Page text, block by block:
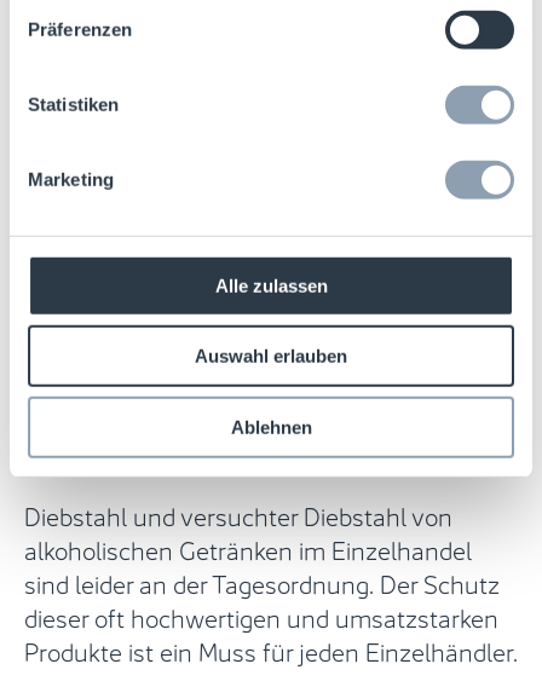
Präferenzen
Statistiken
Marketing
Alle zulassen
Auswahl erlauben
Ablehnen
Lassen Sie sich nie wieder eine Flasche
stehlen
Diebstahl und versuchter Diebstahl von
alkoholischen Getränken im Einzelhandel
sind leider an der Tagesordnung. Der Schutz
dieser oft hochwertigen und umsatzstarken
Produkte ist ein Muss für jeden Einzelhändler.